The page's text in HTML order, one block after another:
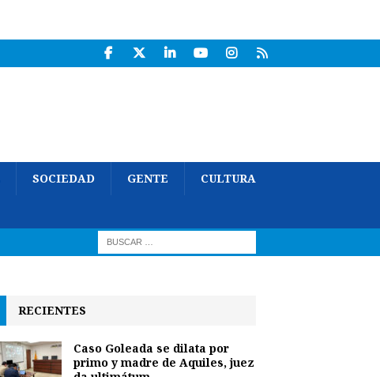
SOCIEDAD GENTE CULTURA
RECIENTES
Caso Goleada se dilata por
primo y madre de Aquiles, juez